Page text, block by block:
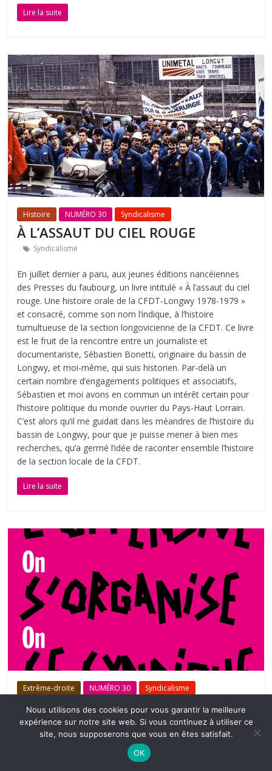
Lire la suite
Histoire NUMÉRO 30 Syndicalisme
À L’ASSAUT DU CIEL ROUGE
Syndicalisme
En juillet dernier a paru, aux jeunes éditions nancéiennes
des Presses du faubourg, un livre intitulé « À l’assaut du ciel
rouge. Une histoire orale de la CFDT-Longwy 1978-1979 »
et consacré, comme son nom l’indique, à l’histoire
tumultueuse de la section longovicienne de la CFDT. Ce livre
est le fruit de la rencontre entre un journaliste et
documentariste, Sébastien Bonetti, originaire du bassin de
Longwy, et moi-même, qui suis historien. Par-delà un
certain nombre d’engagements politiques et associatifs,
Sébastien et moi avons en commun un intérêt certain pour
l’histoire politique du monde ouvrier du Pays-Haut Lorrain.
C’est alors qu’il me guidait dans les méandres de l’histoire du
bassin de Longwy, pour que je puisse mener à bien mes
recherches, qu’a germé l’idée de raconter ensemble l’histoire
de la section locale de la CFDT.
Lire la suite
Extrême-droite NUMÉRO 30 Syndicalisme
FACE À L’EXTRÊME-DROITE ET SES
IDÉES, LE RÔLE DE L’ACTION
SYNDICALE
Syndicalisme
Nous utilisons des cookies pour vous garantir la meilleure
expérience sur notre site web. Si vous continuez à utiliser ce
site, nous supposerons que vous en êtes satisfait.
OK